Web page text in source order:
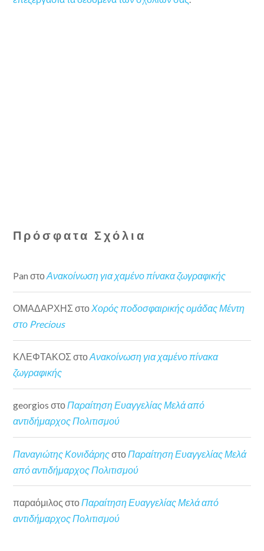
Πρόσφατα Σχόλια
Pan στοΑνακοίνωση για χαμένο πίνακα ζωγραφικής
ΟΜΑΔΑΡΧΗΣ στοΧορός ποδοσφαιρικής ομάδας Μέντη
στο Precious
ΚΛΕΦΤΑΚΟΣ στοΑνακοίνωση για χαμένο πίνακα
ζωγραφικής
georgios στοΠαραίτηση Ευαγγελίας Μελά από
αντιδήμαρχος Πολιτισμού
Παναγιώτης Κονιδάρηςστο Παραίτηση Ευαγγελίας Μελά
από αντιδήμαρχος Πολιτισμού
παραόμιλος στοΠαραίτηση Ευαγγελίας Μελά από
αντιδήμαρχος Πολιτισμού